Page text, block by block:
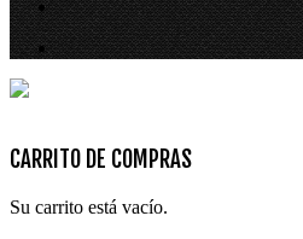
CARRITO DE COMPRAS
Su carrito está vacío.